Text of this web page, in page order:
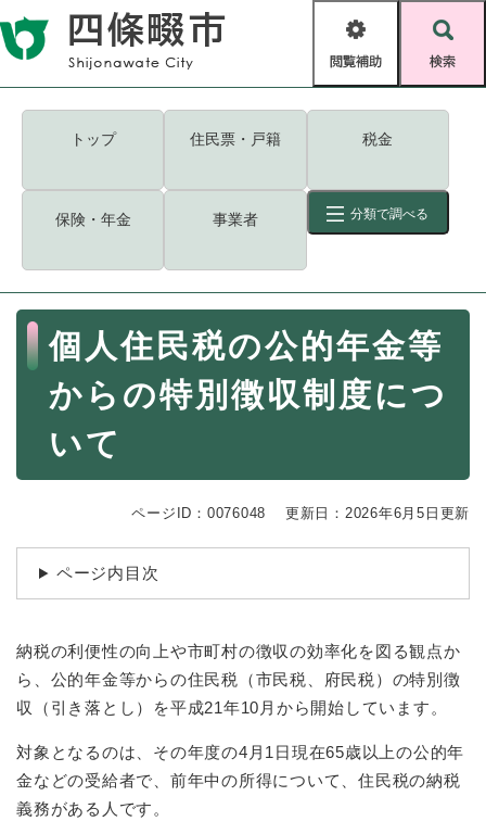
ー
ジ
メニューを飛ばして本文へ
閲
Foreign language
読み上げ・ふりがな
文字サイズ 拡大 背景色変更 白 黒 青
キーワード 検索
検索
トップ 住民票・戸籍 税金
保険・年金 事業者 分類で調べる
くらし・手続き
ら
き
ュ
を
ひ
ら
く
登録・届け出・証明
マイナンバー
税金
ペット・動物
おくやみ
地域活動・コミュニティ
本
文
個人住民税の公的年金等
からの特別徴収制度につ
いて
ページID：0076048 更新日：2026年6月5日更新
ページ内目次
納税の利便性の向上や市町村の徴収の効率化を図る観点か
ら、公的年金等からの住民税（市民税、府民税）の特別徴
収（引き落とし）を平成21年10月から開始しています。
対象となるのは、その年度の4月1日現在65歳以上の公的年
金などの受給者で、前年中の所得について、住民税の納税
義務がある人です。